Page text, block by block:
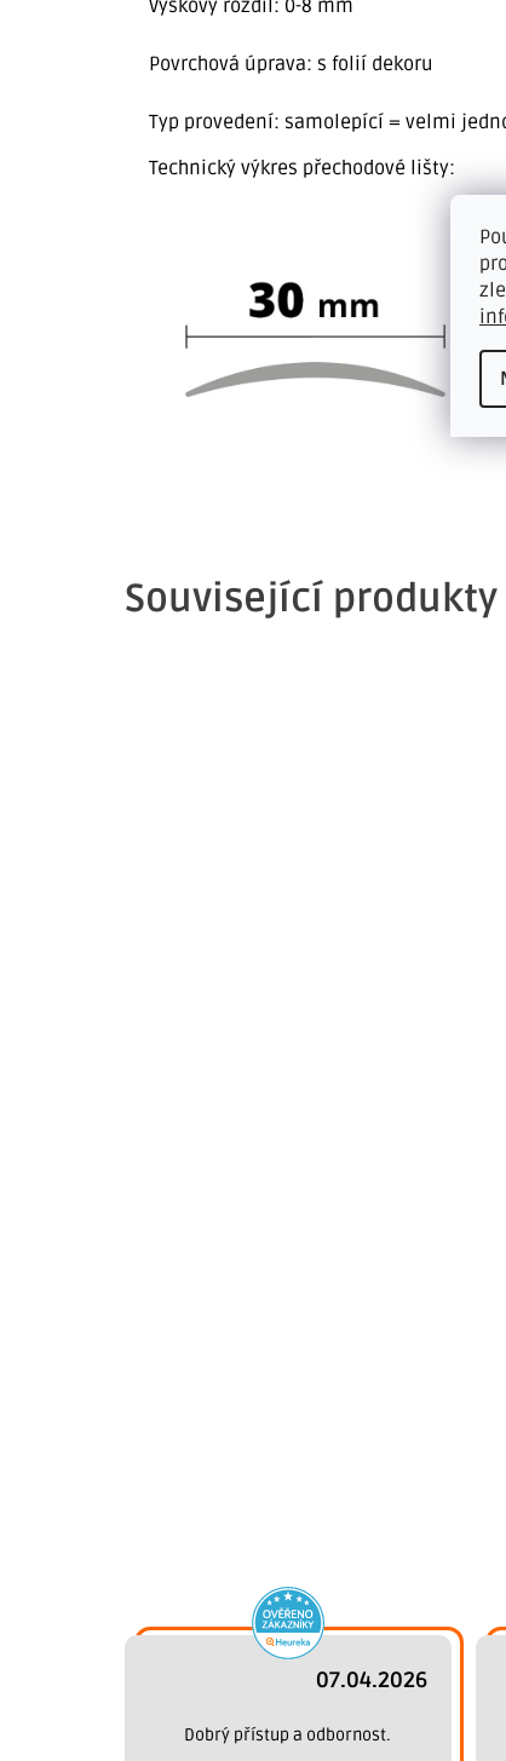
Výškový rozdíl: 0-8 mm
Povrchová úprava: s folií dekoru
Typ provedení: samolepící = velmi
Technický výkres přechodové lišty:
Související produkty
07.04.2026
Dobrý přístup a odbornost.